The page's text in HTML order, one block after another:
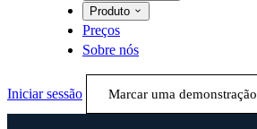
Produto
Preços
Sobre nós
Iniciar sessão Marcar uma demonstração